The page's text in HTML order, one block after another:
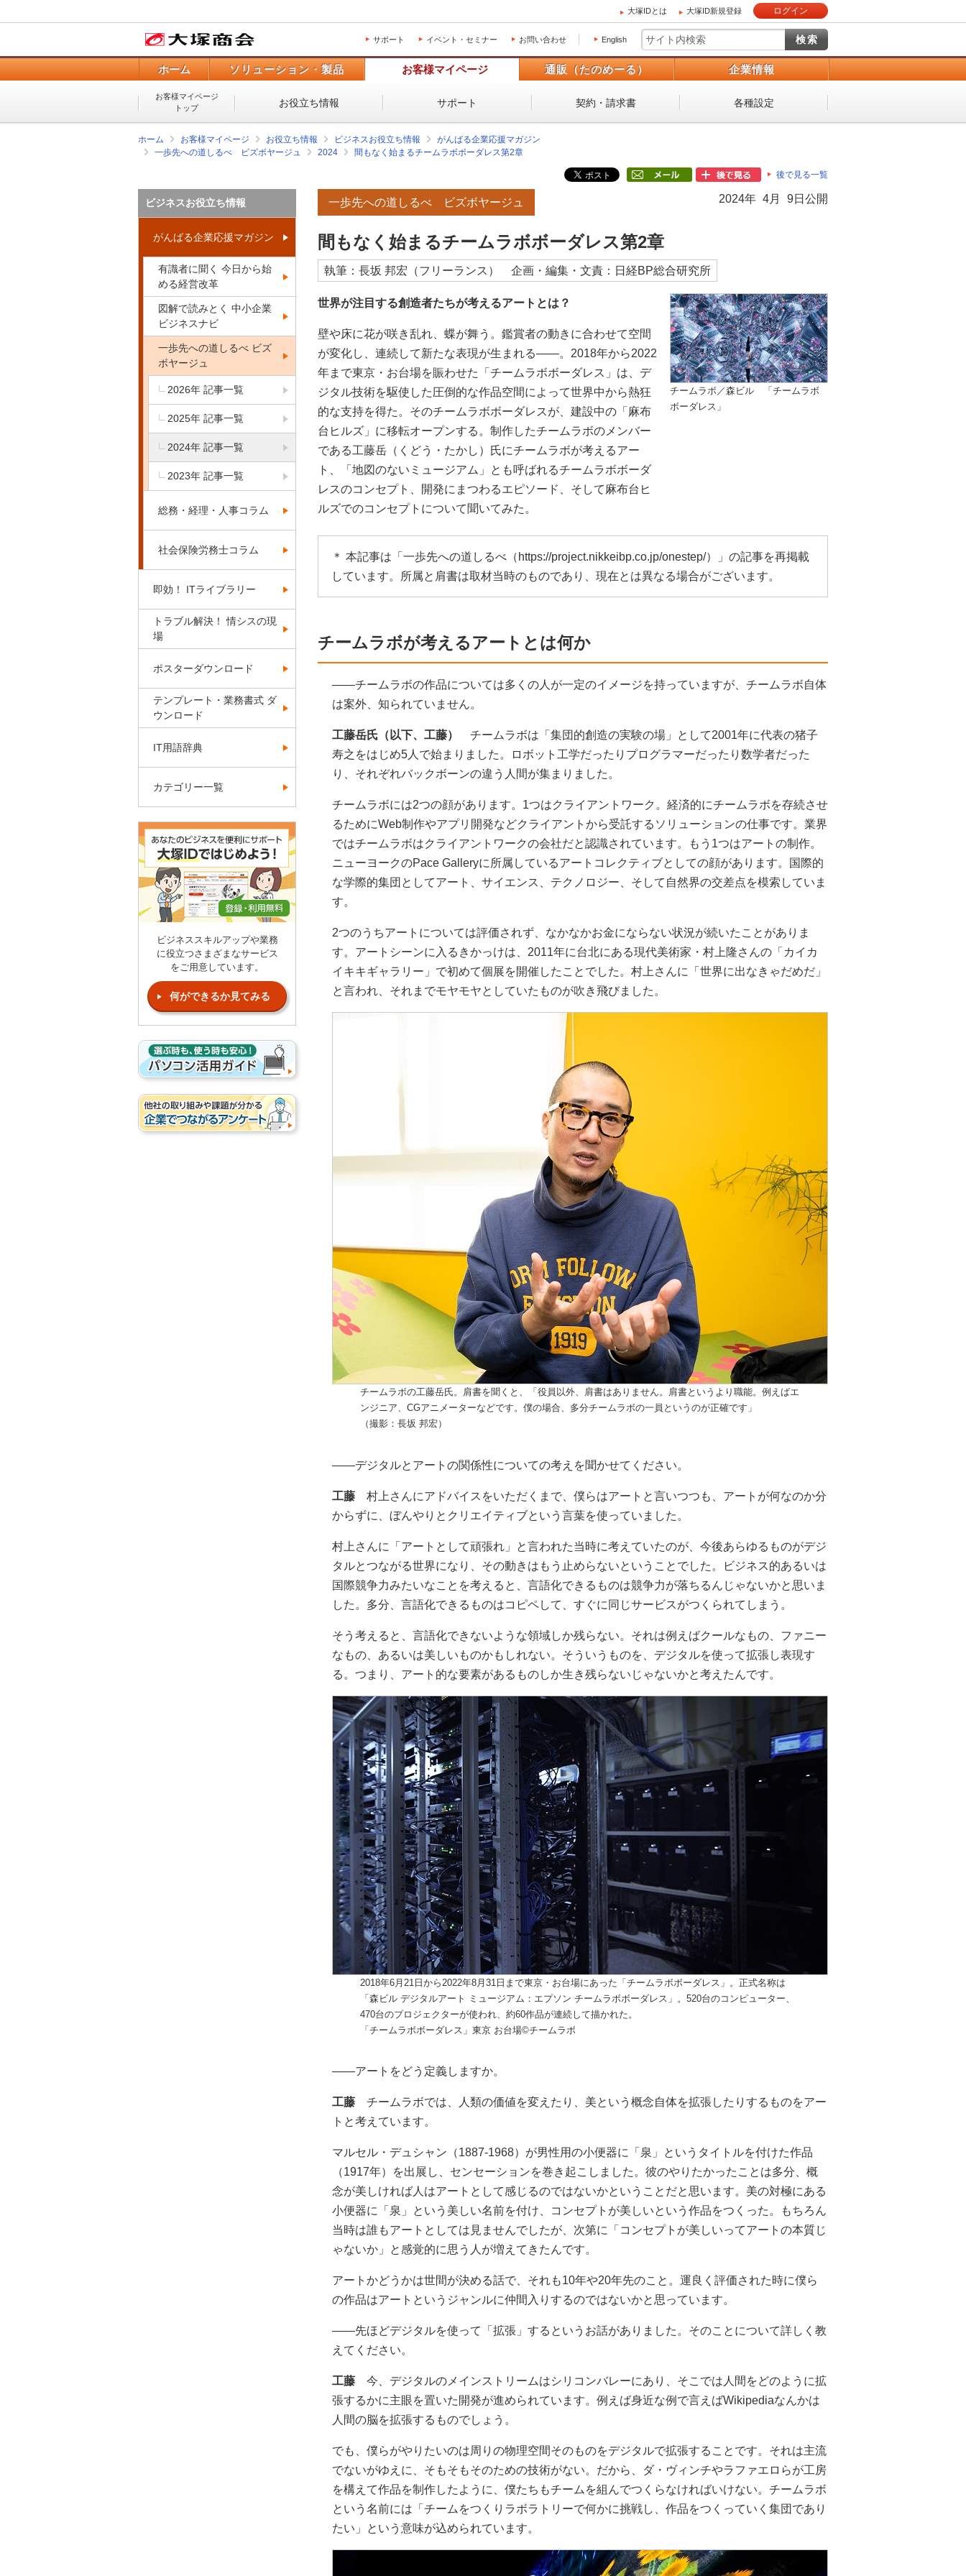
大塚IDとは 大塚ID新規登録 ログイン
サポート イベント・セミナー お問い合わせ English
ホーム ソリューション・製品 お客様マイページ 通販（たのめーる） 企業情報
お客様マイページ
トップ
お役立ち情報 サポート 契約・請求書 各種設定
ホーム お客様マイページ お役立ち情報 ビジネスお役立ち情報
がんばる企業応援マガジン
一歩先への道しるべ ビズボヤージュ
2024 間もなく始まるチームラボボーダレス第2章
後で見る一覧
2024年 4月 9日公開
一歩先への道しるべ ビズボヤージュ
間もなく始まるチームラボボーダレス第2章
執筆：長坂 邦宏（フリーランス） 企画・編集・文責：日経BP総合研究所
世界が注目する創造者たちが考えるアートとは？
壁や床に花が咲き乱れ、蝶が舞う。鑑賞者の動きに合わせて空間
が変化し、連続して新たな表現が生まれる――。2018年から2022
年まで東京・お台場を賑わせた「チームラボボーダレス」は、デ
ジタル技術を駆使した圧倒的な作品空間によって世界中から熱狂
的な支持を得た。そのチームラボボーダレスが、建設中の「麻布
台ヒルズ」に移転オープンする。制作したチームラボのメンバー
である工藤岳（くどう・たかし）氏にチームラボが考えるアー
ト、「地図のないミュージアム」とも呼ばれるチームラボボーダ
レスのコンセプト、開発にまつわるエピソード、そして麻布台ヒ
ルズでのコンセプトについて聞いてみた。
チームラボ／森ビル 「チームラボ
ボーダレス」
＊ 本記事は「一歩先への道しるべ（ https://project.nikkeibp.co.jp/onestep/）」の記事を再掲載
しています。所属と肩書は取材当時のものであり、現在とは異なる場合がございます。
チームラボが考えるアートとは何か
――チームラボの作品については多くの人が一定のイメージを持っていますが、チームラボ自体
は案外、知られていません。
工藤岳氏（以下、工藤）
チームラボは「集団的創造の実験の場」として2001年に代表の猪子
寿之をはじめ5人で始まりました。ロボット工学だったりプログラマーだったり数学者だった
り、それぞれバックボーンの違う人間が集まりました。
チームラボには2つの顔があります。1つはクライアントワーク。経済的にチームラボを存続させ
るためにWeb制作やアプリ開発などクライアントから受託するソリューションの仕事です。業界
ではチームラボはクライアントワークの会社だと認識されています。もう1つはアートの制作。
ニューヨークのPace Galleryに所属しているアートコレクティブとしての顔があります。国際的
な学際的集団としてアート、サイエンス、テクノロジー、そして自然界の交差点を模索していま
す。
2つのうちアートについては評価されず、なかなかお金にならない状況が続いたことがありま
す。アートシーンに入るきかっけは、2011年に台北にある現代美術家・村上隆さんの「カイカ
イキキギャラリー」で初めて個展を開催したことでした。村上さんに「世界に出なきゃだめだ」
と言われ、それまでモヤモヤとしていたものが吹き飛びました。
チームラボの工藤岳氏。肩書を聞くと、「役員以外、肩書はありません。肩書というより職能。例えばエ
ンジニア、CGアニメーターなどです。僕の場合、多分チームラボの一員というのが正確です」
（撮影：長坂 邦宏）
――デジタルとアートの関係性についての考えを聞かせてください。
工藤 村上さんにアドバイスをいただくまで、僕らはアートと言いつつも、アートが何なのか分
からずに、ぼんやりとクリエイティブという言葉を使っていました。
村上さんに「アートとして頑張れ」と言われた当時に考えていたのが、今後あらゆるものがデジ
タルとつながる世界になり、その動きはもう止めらないということでした。ビジネス的あるいは
国際競争力みたいなことを考えると、言語化できるものは競争力が落ちるんじゃないかと思いま
した。多分、言語化できるものはコピペして、すぐに同じサービスがつくられてしまう。
そう考えると、言語化できないような領域しか残らない。それは例えばクールなもの、ファニー
なもの、あるいは美しいものかもしれない。そういうものを、デジタルを使って拡張し表現す
る。つまり、アート的な要素があるものしか生き残らないじゃないかと考えたんです。
2018年6月21日から2022年8月31日まで東京・お台場にあった「チームラボボーダレス」。正式名称は
「森ビル デジタルアート ミュージアム：エプソン チームラボボーダレス」。520台のコンピューター、
470台のプロジェクターが使われ、約60作品が連続して描かれた。
「チームラボボーダレス」東京 お台場©チームラボ
――アートをどう定義しますか。
工藤 チームラボでは、人類の価値を変えたり、美という概念自体を拡張したりするものをアー
トと考えています。
マルセル・デュシャン（1887-1968）が男性用の小便器に「泉」というタイトルを付けた作品
（1917年）を出展し、センセーションを巻き起こしました。彼のやりたかったことは多分、概
念が美しければ人はアートとして感じるのではないかということだと思います。美の対極にある
小便器に「泉」という美しい名前を付け、コンセプトが美しいという作品をつくった。もちろん
当時は誰もアートとしては見ませんでしたが、次第に「コンセプトが美しいってアートの本質じ
ゃないか」と感覚的に思う人が増えてきたんです。
アートかどうかは世間が決める話で、それも10年や20年先のこと。運良く評価された時に僕ら
の作品はアートというジャンルに仲間入りするのではないかと思っています。
――先ほどデジタルを使って「拡張」するというお話がありました。そのことについて詳しく教
えてください。
工藤 今、デジタルのメインストリームはシリコンバレーにあり、そこでは人間をどのように拡
張するかに主眼を置いた開発が進められています。例えば身近な例で言えばWikipediaなんかは
人間の脳を拡張するものでしょう。
でも、僕らがやりたいのは周りの物理空間そのものをデジタルで拡張することです。それは主流
でないがゆえに、そもそもそのための技術がない。だから、ダ・ヴィンチやラファエロらが工房
を構えて作品を制作したように、僕たちもチームを組んでつくらなければいけない。チームラボ
という名前には「チームをつくりラボラトリーで何かに挑戦し、作品をつくっていく集団であり
たい」という意味が込められています。
ビジネスお役立ち情報
がんばる企業応援マガジン
有識者に聞く 今日から始
める経営改革
図解で読みとく 中小企業
ビジネスナビ
一歩先への道しるべ ビズ
ボヤージュ
2026年 記事一覧
2025年 記事一覧
2024年 記事一覧
2023年 記事一覧
総務・経理・人事コラム
社会保険労務士コラム
即効！ ITライブラリー
トラブル解決！ 情シスの現
場
ポスターダウンロード
テンプレート・業務書式 ダ
ウンロード
IT用語辞典
カテゴリー一覧
ビジネススキルアップや業務
に役立つさまざまなサービス
をご用意しています。
何ができるか見てみる